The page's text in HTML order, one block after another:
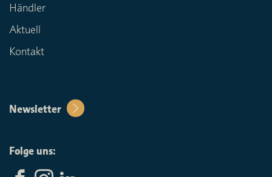
Händler
Aktuell
Kontakt
Newsletter
Folge uns: